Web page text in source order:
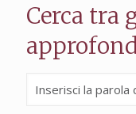
Cerca tra